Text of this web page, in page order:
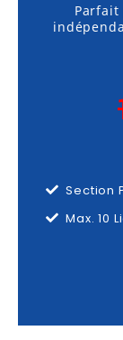
Section
Max. 10